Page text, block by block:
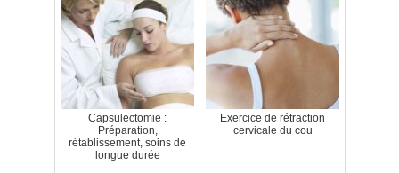
Capsulectomie :
Préparation,
rétablissement, soins de
longue durée
Exercice de rétraction
cervicale du cou